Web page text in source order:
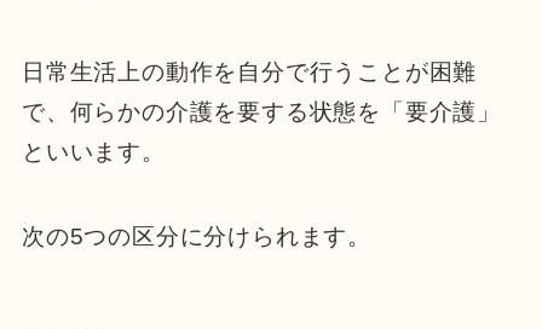
日常生活上の動作を自分で行うことが困難
で、何らかの介護を要する状態を「要介護」
といいます。
次の5つの区分に分けられます。